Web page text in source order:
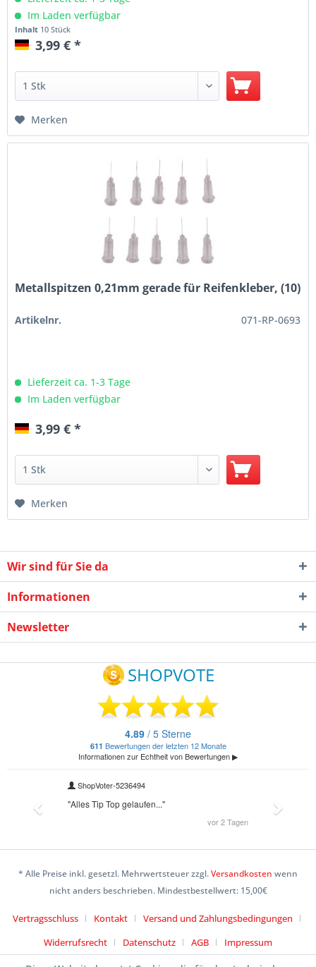
Im Laden verfügbar
Inhalt 10 Stück
3,99 € *
Merken
Metallspitzen 0,21mm gerade für Reifenkleber, (10)
Artikelnr. 071-RP-0693
Lieferzeit ca. 1-3 Tage
Im Laden verfügbar
3,99 € *
Merken
Wir sind für Sie da
Informationen
Newsletter
* Alle Preise inkl. gesetzl. Mehrwertsteuer zzgl.Versandkosten wenn
nicht anders beschrieben. Mindestbestellwert: 15,00€
Vertragsschluss Kontakt
Versand und Zahlungsbedingungen
Widerrufsrecht
Datenschutz AGB Impressum